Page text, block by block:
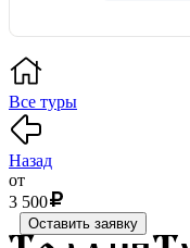
Все туры
Назад
от
3 500
Оставить заявку